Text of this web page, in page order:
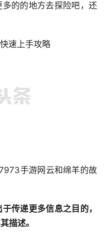
的的地方去探险吧，还
手游网云和绵羊的故
传递更多信息之目的，
描述。